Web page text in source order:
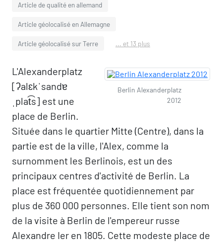
Article de qualité en allemand
Article géolocalisé en Allemagne
Article géolocalisé sur Terre ... et 13 plus
Berlin Alexanderplatz
2012
L'Alexanderplatz
[ʔalɛkˈsandɐ
ˌplat͡s] est une
place de Berlin.
Située dans le quartier Mitte (Centre), dans la
partie est de la ville, l'Alex, comme la
surnomment les Berlinois, est un des
principaux centres d'activité de Berlin. La
place est fréquentée quotidiennement par
plus de 360 000 personnes. Elle tient son nom
de la visite à Berlin de l'empereur russe
Alexandre Ier en 1805. Cette modeste place de